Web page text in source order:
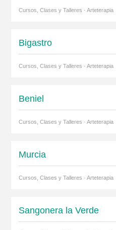
Cursos, Clases y Talleres · Arteterapia
Bigastro
Cursos, Clases y Talleres · Arteterapia
Beniel
Cursos, Clases y Talleres · Arteterapia
Murcia
Cursos, Clases y Talleres · Arteterapia
Sangonera la Verde